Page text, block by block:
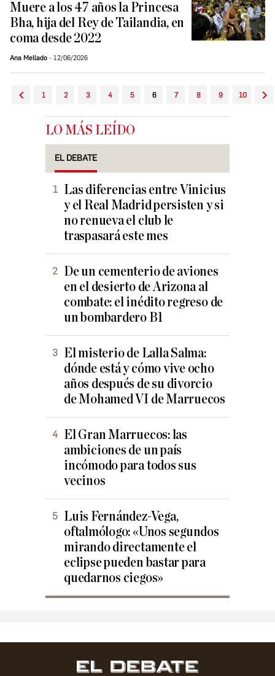
Muere a los 47 años la Princesa
Bha, hija del Rey de Tailandia, en
coma desde 2022
Ana Mellado 12/06/2026
1 2 3 4 5 6 7 8 9 10
LO MÁS LEÍDO
EL DEBATE
Las diferencias entre Vinicius
y el Real Madrid persisten y si
no renueva el club le
traspasará este mes
De un cementerio de aviones
en el desierto de Arizona al
combate: el inédito regreso de
un bombardero B1
El misterio de Lalla Salma:
dónde está y cómo vive ocho
años después de su divorcio
de Mohamed VI de Marruecos
El Gran Marruecos: las
ambiciones de un país
incómodo para todos sus
vecinos
Luis Fernández-Vega,
oftalmólogo: «Unos segundos
mirando directamente el
eclipse pueden bastar para
quedarnos ciegos»